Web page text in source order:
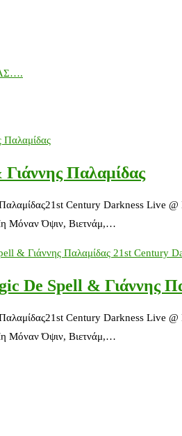
Παλαμίδας
Century Darkness Live
Μόναν Όψιν, Βιετνάμ,…
De Spell & Γιάννης
Century Darkness Live
Μόναν Όψιν, Βιετνάμ,…